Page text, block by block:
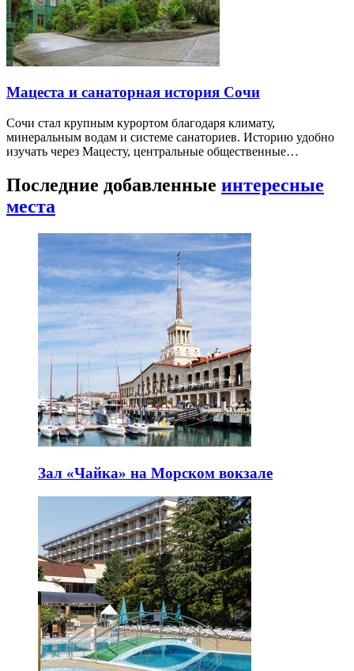
Мацеста и санаторная история Сочи
Сочи стал крупным курортом благодаря климату,
минеральным водам и системе санаториев. Историю удобно
изучать через Мацесту, центральные общественные…
Последние добавленные интересные
места
Зал «Чайка» на Морском вокзале